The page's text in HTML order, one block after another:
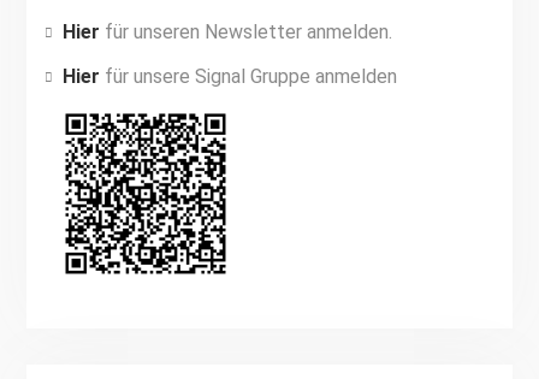
Hier für unseren Newsletter anmelden.
Hier für unsere Signal Gruppe anmelden